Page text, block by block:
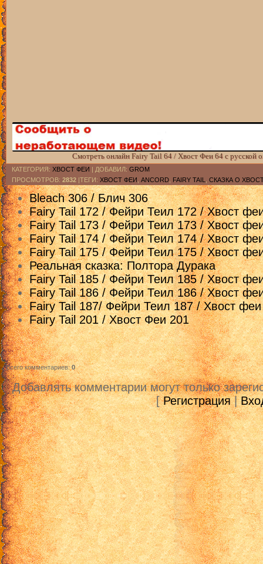
Смотреть онлайн Fairy Tail 64 / Хвост Феи 64 с русской
КАТЕГОРИЯ: ХВОСТ ФЕИ | ДОБАВИЛ: GROM
ПРОСМОТРОВ: 2832 |ТЕГИ: ХВОСТ ФЕИ ANCORD FAIRY TAIL СКАЗКА О
Bleach 306 / Блич 306
Fairy Tail 172 / Фейри Теил 172 / Хвост
Fairy Tail 173 / Фейри Теил 173 / Хвост
Fairy Tail 174 / Фейри Теил 174 / Хвост
Fairy Tail 175 / Фейри Теил 175 / Хвост
Реальная сказка: Полтора Дурака
Fairy Tail 185 / Фейри Теил 185 / Хвост
Fairy Tail 186 / Фейри Теил 186 / Хвост
Fairy Tail 187/ Фейри Теил 187 / Хвост
Fairy Tail 201 / Хвост Феи 201
Всего комментариев:0
Добавлять комментарии могут только
[Регистрация|